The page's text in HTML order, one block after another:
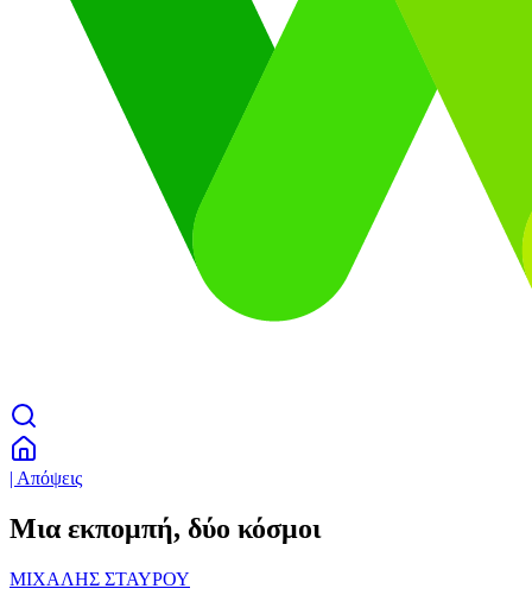
| Απόψεις
Μια εκπομπή, δύο κόσμοι
ΜΙΧΑΛΗΣ ΣΤΑΥΡΟΥ